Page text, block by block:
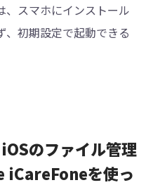
、スマホにインストール
、初期設定で起動できる
のファイル管理
iCareFoneを使っ